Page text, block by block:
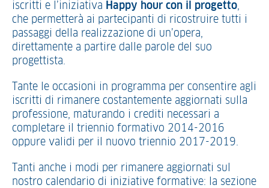
iscritti e l’iniziativa Happy hour con il progetto,
che permetterà ai partecipanti di ricostruire tutti i
passaggi della realizzazione di un’opera,
direttamente a partire dalle parole del suo
progettista.
Tante le occasioni in programma per consentire agli
iscritti di rimanere costantemente aggiornati sulla
professione, maturando i crediti necessari a
completare il triennio formativo 2014-2016
oppure validi per il nuovo triennio 2017-2019.
Tanti anche i modi per rimanere aggiornati sul
nostro calendario di iniziative formative: la sezione